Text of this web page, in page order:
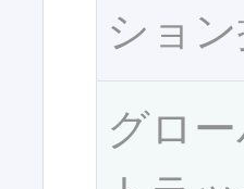
ショ
グロ